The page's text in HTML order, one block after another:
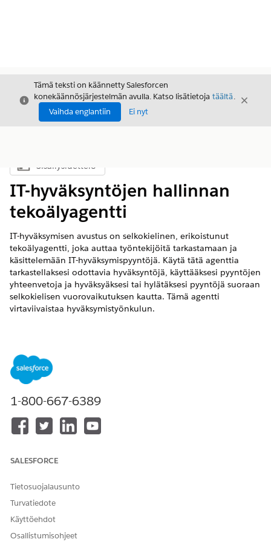
Sulje
Tämä teksti on käännetty Salesforcen
konekäännösjärjestelmän avulla. Katso lisätietoja täältä.
Vaihda englantiin
Ei nyt
Sulje
Näytä sisällysluettelo
Sisällysluettelo
IT-hyväksyntöjen hallinnan
tekoälyagentti
IT-hyväksymisen avustus on selkokielinen, erikoistunut
tekoälyagentti, joka auttaa työntekijöitä tarkastamaan ja
käsittelemään IT-hyväksymispyyntöjä. Käytä tätä agenttia
tarkastellaksesi odottavia hyväksyntöjä, käyttääksesi pyyntöjen
yhteenvetoja ja hyväksyäksesi tai hylätäksesi pyyntöjä suoraan
selkokielisen vuorovaikutuksen kautta. Tämä agentti
virtaviivaistaa hyväksymistyönkulun.
Käytettävissä: Lightning Experiencessa
Käytettävissä: Unlimited Edition- ja Enterprise Edition -
Agentin toiminnot
Avoimien hyväksyntöjen yhteenveto työntekijälle
1-800-667-6389
SALESFORCE
Tietosuojalausunto
Turvatiedote
Käyttöehdot
Osallistumisohjeet